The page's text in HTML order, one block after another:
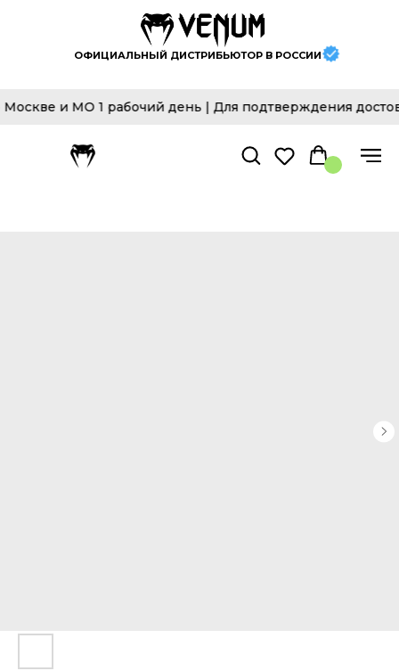
ОФИЦИАЛЬНЫЙ ДИСТРИБЬЮТОР В РОССИИ
и МО 1 рабочий день | Для подтверждения